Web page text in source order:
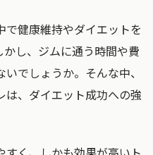
健康維持やダイエットを
し、ジムに通う時間や費
でしょうか。そんな中、
は、ダイエット成功への強